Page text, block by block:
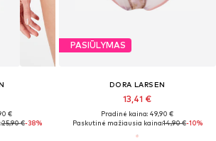
€
25,90 €-38%
PASIŪLYMAS
DORA LARSEN
13,41 €
Pradinė kaina: 49,90 €
Paskutinė mažiausia kaina:14,90 €-10%